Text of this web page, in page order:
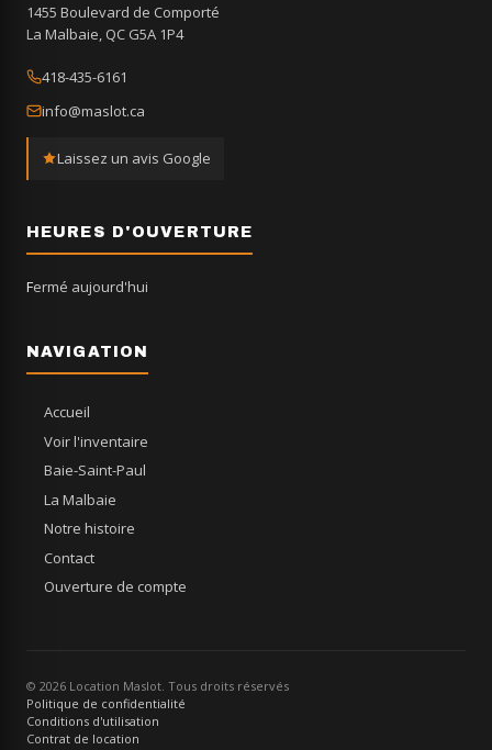
1455 Boulevard de Comporté
La Malbaie, QC G5A 1P4
418-435-6161
info@maslot.ca
Laissez un avis Google
HEURES D'OUVERTURE
Fermé aujourd'hui
NAVIGATION
Accueil
Voir l'inventaire
Baie-Saint-Paul
La Malbaie
Notre histoire
Contact
Ouverture de compte
© 2026 Location Maslot. Tous droits réservés
Politique de confidentialité
Conditions d'utilisation
Contrat de location